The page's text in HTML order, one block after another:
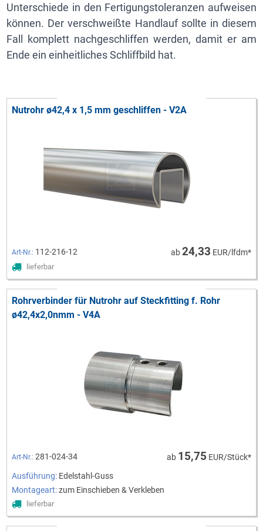
Unterschiede in den Fertigungstoleranzen aufweisen
können. Der verschweißte Handlauf sollte in diesem
Fall komplett nachgeschliffen werden, damit er am
Ende ein einheitliches Schliffbild hat.
Nutrohr ø42,4 x 1,5 mm geschliffen - V2A
Art-Nr.: 112-216-12 ab24,33 EUR/lfdm*
lieferbar
Rohrverbinder für Nutrohr auf Steckfitting f. Rohr
ø42,4x2,0nmm - V4A
Art-Nr.: 281-024-34 ab 15,75 EUR/Stück*
Ausführung: Edelstahl-Guss
Montageart:zum Einschieben & Verkleben
lieferbar